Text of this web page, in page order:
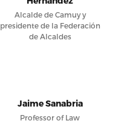
Alcalde de Camuy y
presidente de la Federación
de Alcaldes
Jaime Sanabria
Professor of Law